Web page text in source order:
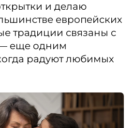
и делаю
европейских
традиции связаны с
еще одним
радуют любимых